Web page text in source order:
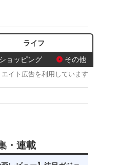
ショッピング その他
ライフ
イト広告を利用しています
・連載